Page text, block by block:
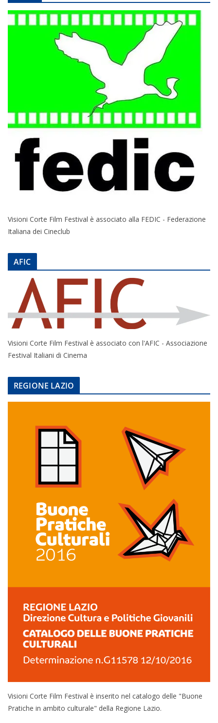
Visioni Corte Film Festival è associato alla FEDIC - Federazione
Italiana dei Cineclub
AFIC
Visioni Corte Film Festival è associato con l'AFIC - Associazione
Festival Italiani di Cinema
REGIONE LAZIO
Visioni Corte Film Festival è inserito nel catalogo delle "Buone
Pratiche in ambito culturale" della Regione Lazio.